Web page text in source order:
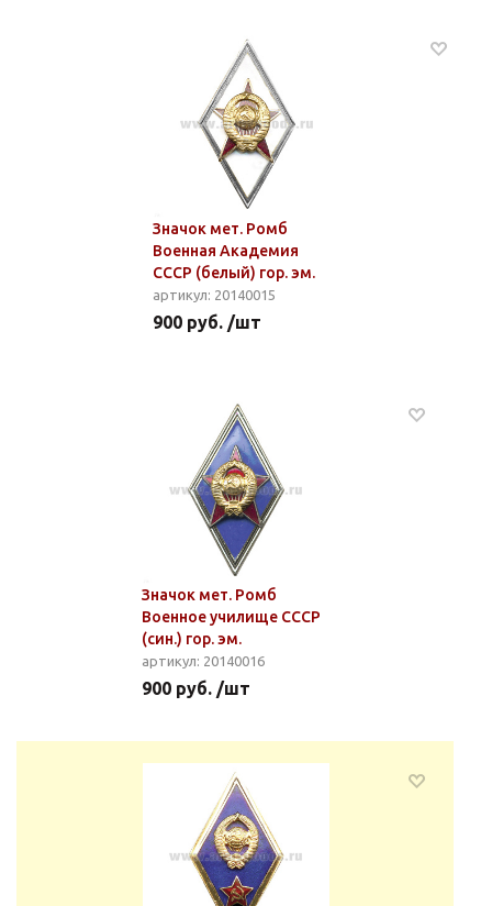
Значок мет. Ромб
Военная Академия
СССР (белый) гор. эм.
артикул: 20140015
900 руб. /шт
Значок мет. Ромб
Военное училище СССР
(син.) гор. эм.
артикул: 20140016
900 руб. /шт